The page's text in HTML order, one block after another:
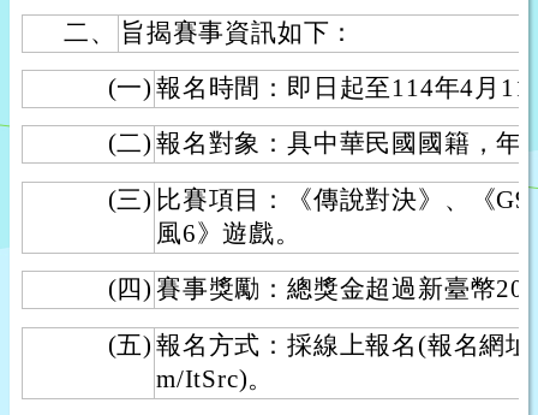
二、
旨揭賽事資訊如下：
(一) 報名時間：即日起至114年4月
(二) 報名對象：具中華民國國籍，年
(三) 比賽項目：《傳說對決》、《
風6》遊戲。
(四) 賽事獎勵：總獎金超過新臺幣20
(五) 報名方式：採線上報名(報名網
m/ItSrc)。